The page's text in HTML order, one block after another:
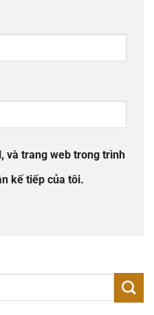
và trang web trong trình
kế tiếp của tôi.